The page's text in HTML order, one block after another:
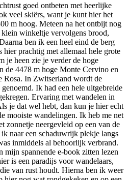
goed ontbeten met heerlijke
veel skiërs, want je kunt hier het
m hoog. Meteen na het ontbijt nog
winkeltje vervolgens brood,
ben ik een heel eind de berg
hier prachtig met allemaal hele grote
je heen zie je verder de hoge
de 4478 m hoge Monte Cervino en
Rosa. In Zwitserland wordt de
Ik had een hele uitgebreide
Ervaring met wandelen in
je dat wel hebt, dan kun je hier echt
mooiste wandelingen. Ik heb me net
zonnetje neergevleid op een van de
naar een schaduwrijk plekje langs
inmiddels al behoorlijk verbrand.
spannende e-book zitten lezen
is een paradijs voor wandelaars,
van rust houdt. Hierna ben ik weer